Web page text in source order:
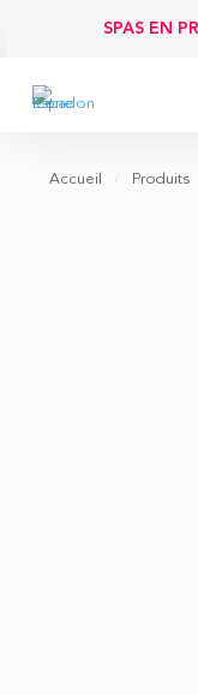
SPAS EN
Accueil / Produits